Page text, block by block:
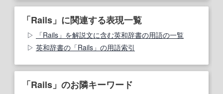
「Rails」に関連する表現一覧
「Rails」を解説文に含む英和辞書の用語の一覧
英和辞書の「Rails」の用語索引
「Rails」のお隣キーワード